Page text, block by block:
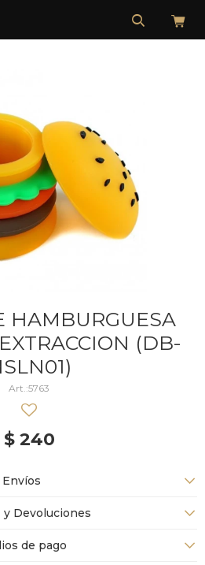
HAMBURGUESA
(DB-
5763
$ 240
Envíos
y Devoluciones
de pago